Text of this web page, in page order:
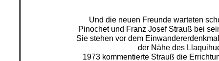
Und die neuen Freunde warteten
Pinochet und Franz Josef Strauß bei
Sie stehen vor dem
der Nähe des
1973 kommentierte Strauß die